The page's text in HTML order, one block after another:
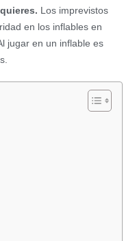
Los imprevistos
en los inflables en
jugar en un inflable es